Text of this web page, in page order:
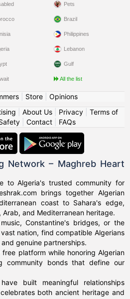
Pets
Brazil
Philippines
Lebanon
Gulf
All the list
| Store| Opinions
About Us| Privacy| Terms of
Contact FAQs
Network – Maghreb Heart
to Algeria's trusted community for
brings together Algerian
coast to Sahara's edge,
and Mediterranean heritage.
Constantine's bridges, or the
nation, find compatible Algerians
genuine partnerships.
platform while honoring Algerian
community bonds that define our
built meaningful relationships
both ancient heritage and